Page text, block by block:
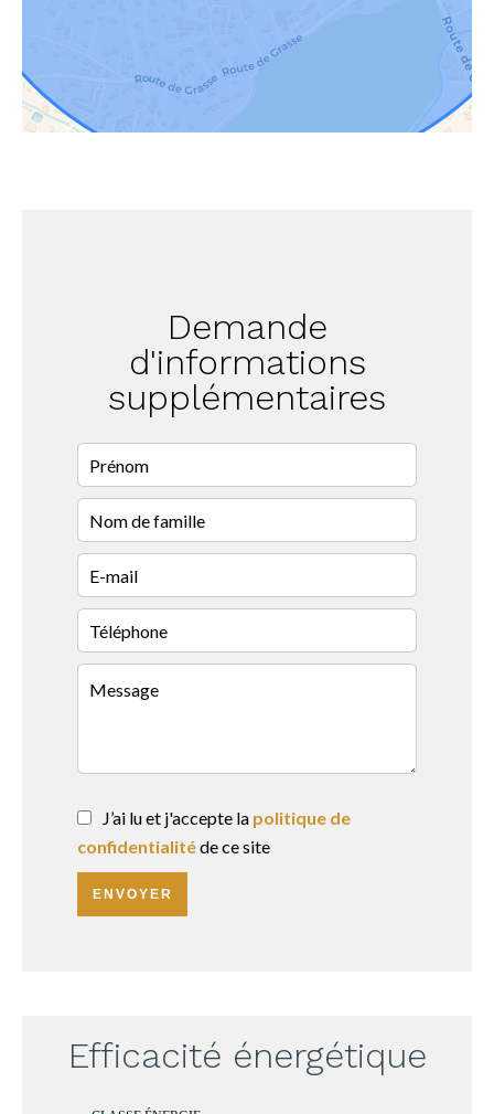
Demande
d'informations
supplémentaires
J’ai lu et j'accepte la politique de
confidentialitéde ce site
ENVOYER
Efficacité énergétique